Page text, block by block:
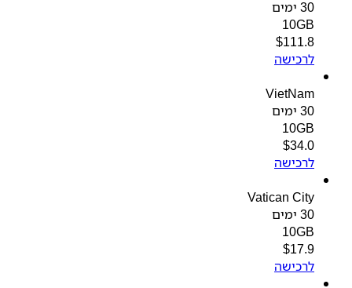
10GB
$111.8
לרכישה
VietNam
10GB
$34.0
לרכישה
Vatican City
10GB
$17.9
לרכישה